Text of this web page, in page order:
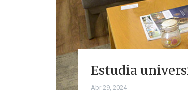
Estudia
Abr 29, 2024